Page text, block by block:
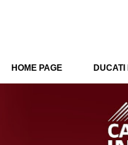
HOME PAGE DUCATI